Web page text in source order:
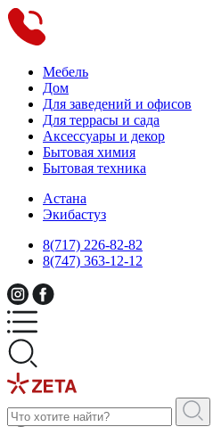
Мебель
Дом
Для заведений и офисов
Для террасы и сада
Аксессуары и декор
Бытовая химия
Бытовая техника
Астана
Экибастуз
8(717) 226-82-82
8(747) 363-12-12